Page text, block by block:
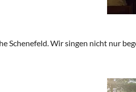
Schenefeld. Wir singen nicht nur